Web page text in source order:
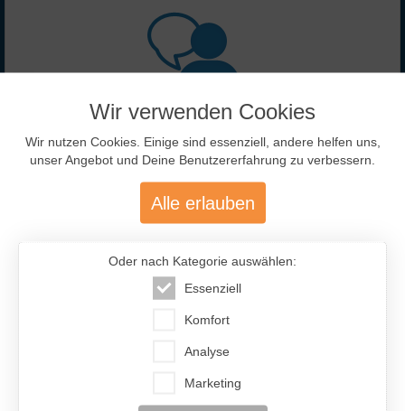
477.200
Über 477.200 aktive Mitglieder
mit über 12.400 aktiven Anzeigen
46 % 54 %
Wir verwenden Cookies
Wir nutzen Cookies. Einige sind essenziell, andere helfen uns,
unser Angebot und Deine Benutzererfahrung zu verbessern.
Alle erlauben
Oder nach Kategorie auswählen:
Essenziell
Komfort
Analyse
Marketing